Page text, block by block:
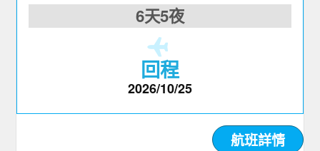
6天5夜
回程
2026/10/25
航班詳情